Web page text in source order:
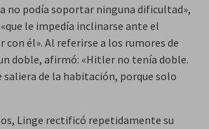
no podía soportar ninguna dificultad»,
le impedía inclinarse ante el
con él». Al referirse a los rumores de
doble, afirmó: «Hitler no tenía doble.
saliera de la habitación, porque solo
Linge rectificó repetidamente su